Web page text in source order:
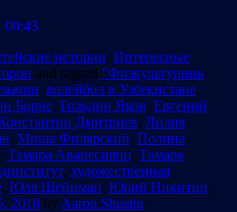
00:43
истории, Интересные
and tagged "Физкультурник
, волейбол в Узбекистане,
Борис, Гольдин Яков, Евгений
Дмитриев, Лилия
, Миша Филярский, Полина
, Тамара Аванесиянц, Тамара
, художественная
, Юля Шейнман, Юрий Никитин,
2018 by Aaron Shustin.